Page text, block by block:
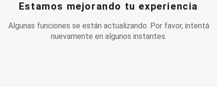
Estamos mejorando tu experiencia
Algunas funciones se están actualizando. Por favor, intentá
nuevamente en algunos instantes.